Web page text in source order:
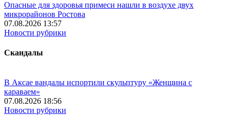
Опасные для здоровья примеси нашли в воздухе двух
микрорайонов Ростова
07.08.2026 13:57
Новости рубрики
Скандалы
В Аксае вандалы испортили скульптуру «Женщина с
караваем»
07.08.2026 18:56
Новости рубрики